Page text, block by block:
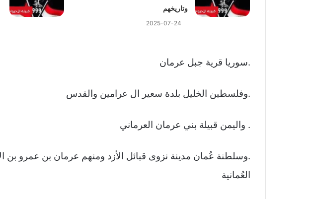
وتاريخهم
2025-07-24
.سوريا قرية جبل عرمان
.وفلسطين الخليل بلدة سعير ال عرامين والقدس
. واليمن قبيلة بني عرمان العرماني
.وسلطنة عُمان مدينة نزوى قبائل الأزد ومنهم عرمان بن عمرو بن
العُمانية